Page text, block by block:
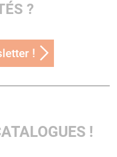
?
!
!